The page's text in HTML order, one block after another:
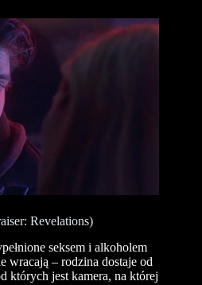
Revelations)
seksem i alkoholem
– rodzina dostaje od
których jest kamera, na której